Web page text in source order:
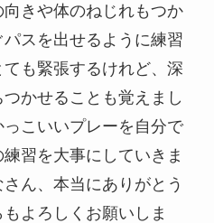
きや体のねじれもつか
スを出せるように練習
も緊張するけれど、深
かせることも覚えまし
こいいプレーを自分で
習を大事にしていきま
ん、本当にありがとう
よろしくお願いしま